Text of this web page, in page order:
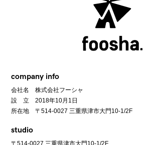
company info
会社名 株式会社フーシャ
設 立 2018年10月1日
所在地 〒514-0027 三重県津市大門10-1/2F
studio